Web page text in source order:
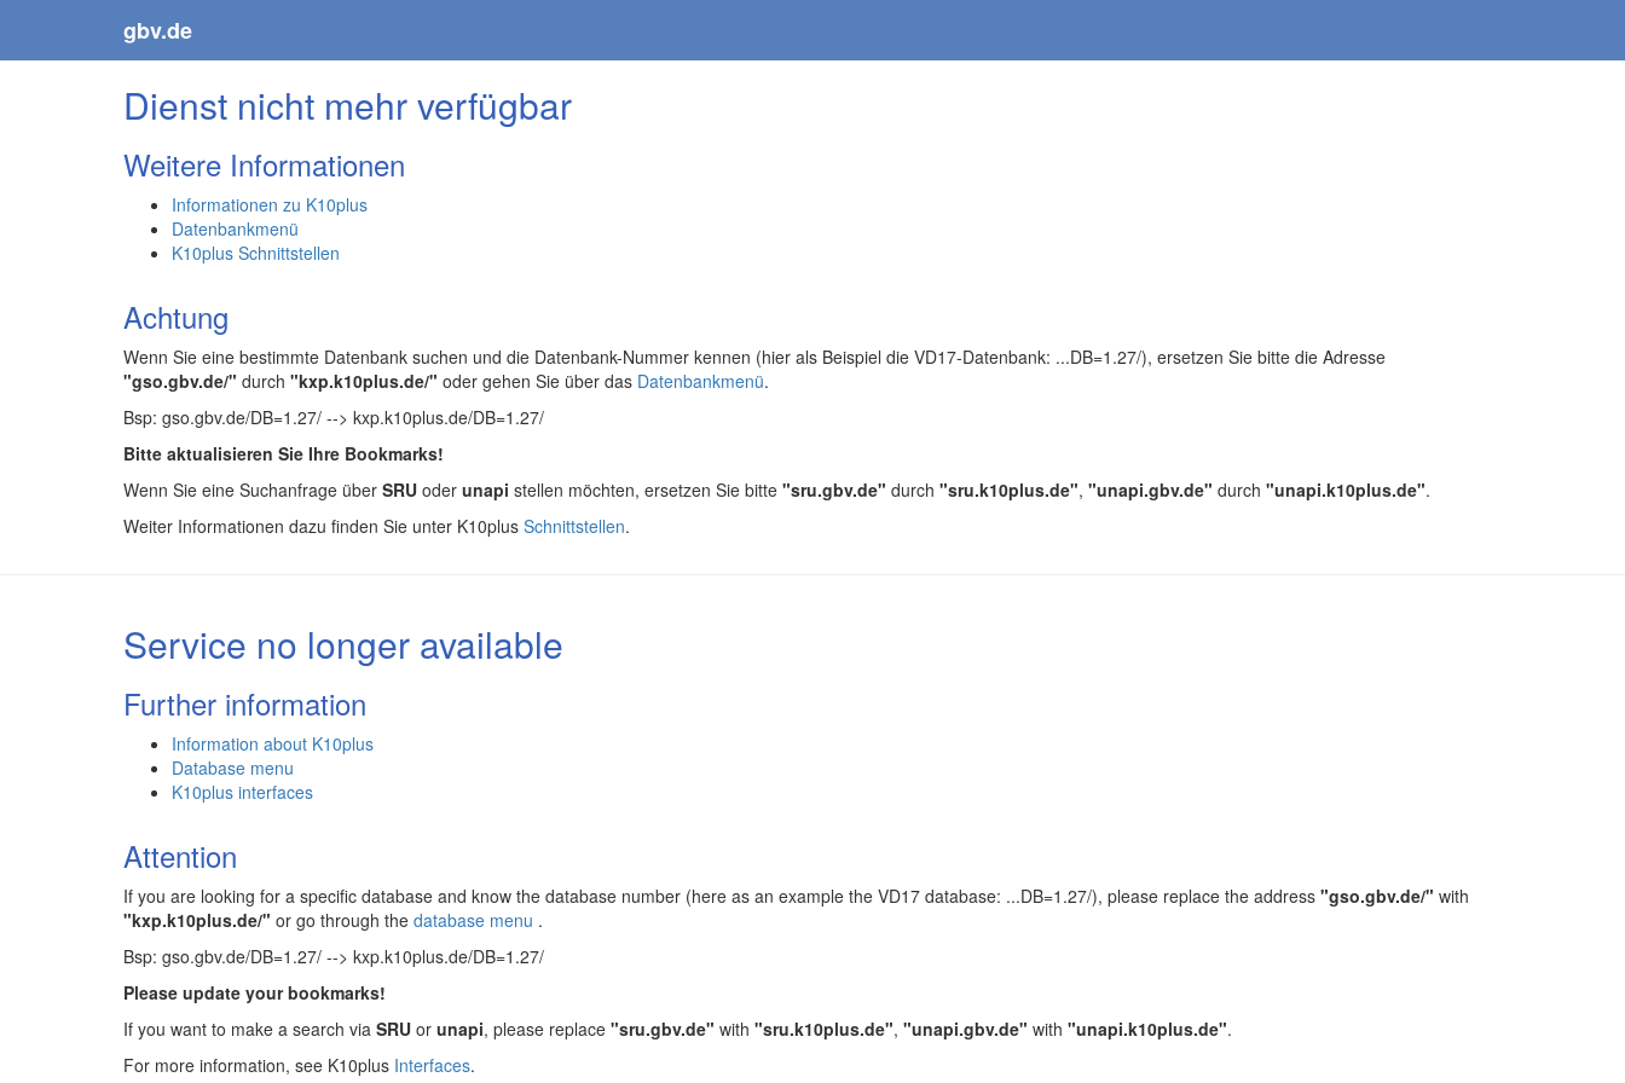
gbv.de
Dienst nicht mehr verfügbar
Weitere Informationen
Informationen zu K10plus
Datenbankmenü
K10plus Schnittstellen
Achtung
Wenn Sie eine bestimmte Datenbank suchen und die Datenbank-Nummer kennen (hier als Beispiel die VD17-Datenbank: ...DB=1.27/), ersetzen Sie bitte die Adresse
"gso.gbv.de/" durch "kxp.k10plus.de/" oder gehen Sie über das Datenbankmenü.
Bsp: gso.gbv.de/DB=1.27/ --> kxp.k10plus.de/DB=1.27/
Bitte aktualisieren Sie Ihre Bookmarks!
Wenn Sie eine Suchanfrage über SRU oder unapi stellen möchten, ersetzen Sie bitte "sru.gbv.de" durch "sru.k10plus.de", "unapi.gbv.de" durch "unapi.k10plus.de".
Weiter Informationen dazu finden Sie unter K10plus Schnittstellen.
Service no longer available
Further information
Information about K10plus
Database menu
K10plus interfaces
Attention
If you are looking for a specific database and know the database number (here as an example the VD17 database: ...DB=1.27/), please replace the address "gso.gbv.de/" with
"kxp.k10plus.de/" or go through the database menu .
Bsp: gso.gbv.de/DB=1.27/ --> kxp.k10plus.de/DB=1.27/
Please update your bookmarks!
If you want to make a search via SRU or unapi, please replace "sru.gbv.de" with "sru.k10plus.de", "unapi.gbv.de" with "unapi.k10plus.de".
For more information, see K10plus Interfaces.